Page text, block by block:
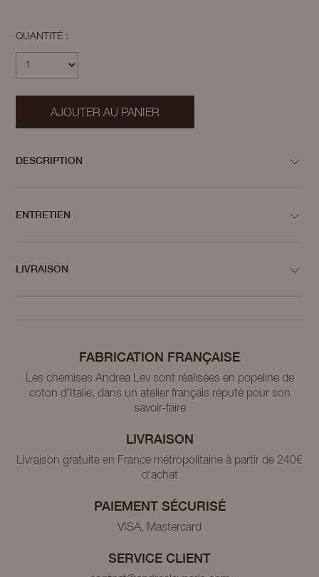
QUANTITÉ :
AJOUTER AU PANIER
DESCRIPTION
ENTRETIEN
LIVRAISON
FABRICATION FRANÇAISE
Les chemises Andrea Lev sont réalisées en popeline de
coton d'Italie, dans un atelier français réputé pour son
savoir-faire
LIVRAISON
Livraison gratuite en France métropolitaine à partir de 240€
d'achat
PAIEMENT SÉCURISÉ
VISA, Mastercard
SERVICE CLIENT